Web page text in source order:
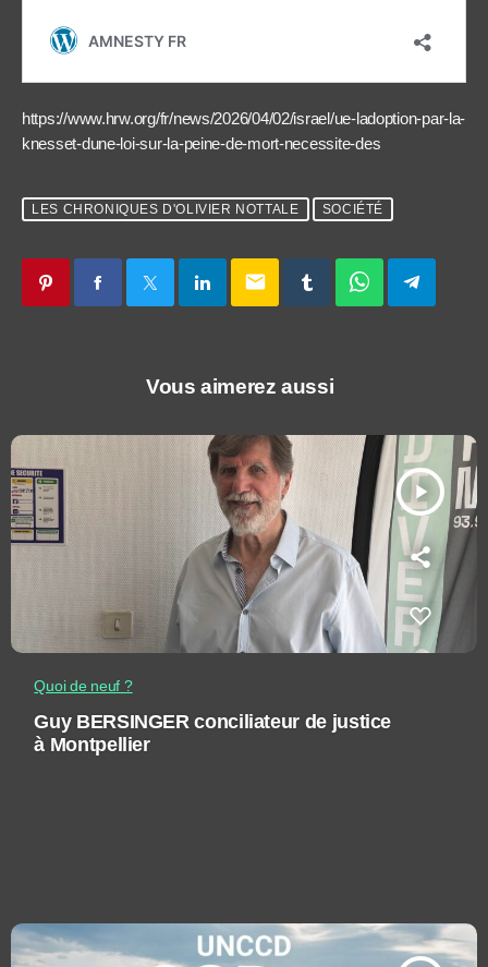
https://www.hrw.org/fr/news/2026/04/02/israel/ue-ladoption-par-la-
knesset-dune-loi-sur-la-peine-de-mort-necessite-des
LES CHRONIQUES D'OLIVIER NOTTALE SOCIÉTÉ
email
Vous aimerez aussi
play_arrow
Quoi de neuf ?
Guy BERSINGER conciliateur de justice
à Montpellier